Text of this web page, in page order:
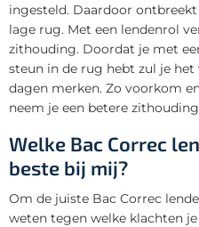
ingesteld. Daardoor
lage rug. Met een lendenrol
zithouding. Doordat je met
steun in de rug hebt zul je
dagen merken. Zo voorkom
neem je een betere zithouding
Welke Bac Correc
beste bij mij?
Om de juiste Bac Correc
weten tegen welke klachten